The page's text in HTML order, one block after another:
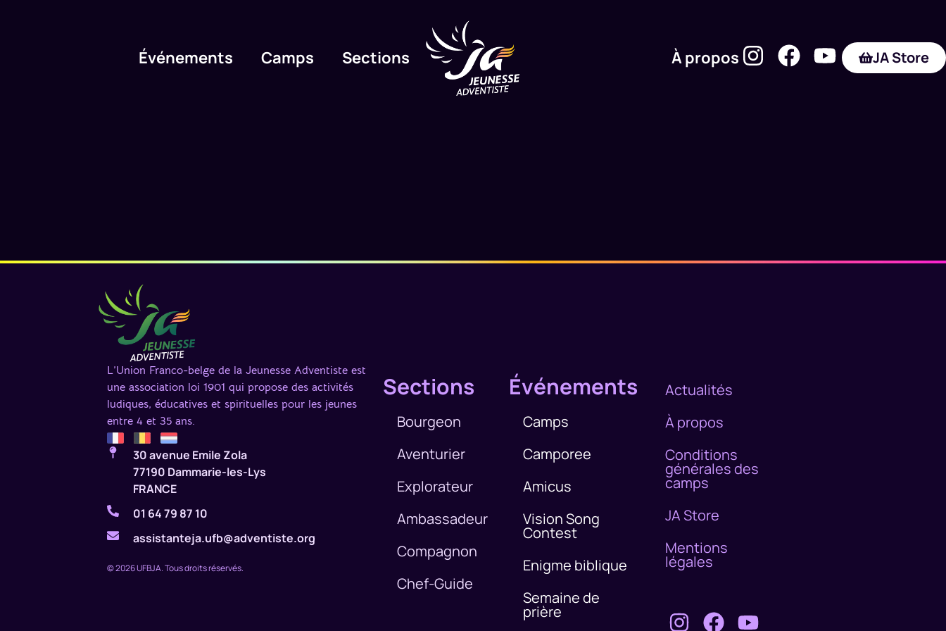
Événements Camps Sections JA Store
À propos
L’Union Franco-belge de la Jeunesse Adventiste est
une association loi 1901 qui propose des activités
ludiques, éducatives et spirituelles pour les jeunes
entre 4 et 35 ans.
30 avenue Emile Zola
77190 Dammarie-les-Lys
FRANCE
01 64 79 87 10
assistanteja.ufb@adventiste.org
© 2026 UFBJA. Tous droits réservés.
Sections
Bourgeon
Aventurier
Explorateur
Ambassadeur
Compagnon
Chef-Guide
Événements
Camps
Camporee
Amicus
Vision Song
Contest
Enigme biblique
Semaine de
prière
Actualités
À propos
Conditions
générales des
camps
JA Store
Mentions
légales